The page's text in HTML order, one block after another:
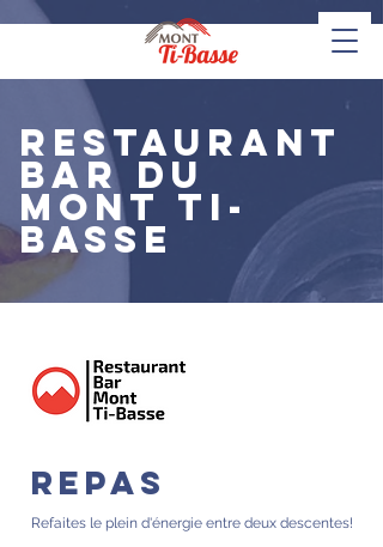
RESTAURANT
bar du
mont ti-
basse
repas
Refaites le plein d'énergie entre deux descentes!